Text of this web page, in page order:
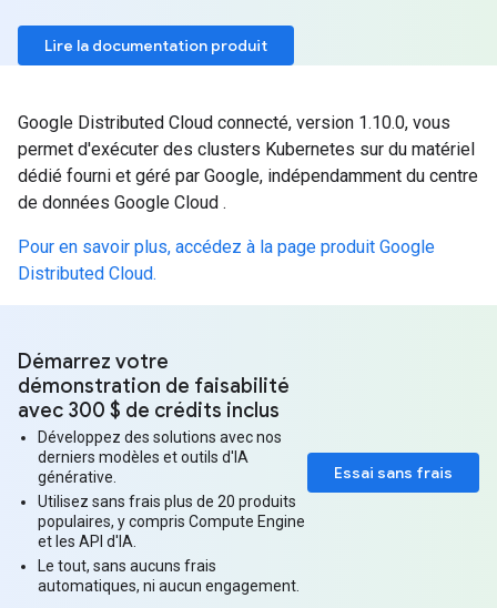
Lire la documentation produit
Google Distributed Cloud connecté, version 1.10.0, vous
permet d'exécuter des clusters Kubernetes sur du matériel
dédié fourni et géré par Google, indépendamment du centre
de données Google Cloud .
Pour en savoir plus, accédez à la page produit Google
Distributed Cloud.
Essai sans frais
Démarrez votre
démonstration de faisabilité
avec 300 $ de crédits inclus
Développez des solutions avec nos
derniers modèles et outils d'IA
générative.
Utilisez sans frais plus de 20 produits
populaires, y compris Compute Engine
et les API d'IA.
Le tout, sans aucuns frais
automatiques, ni aucun engagement.